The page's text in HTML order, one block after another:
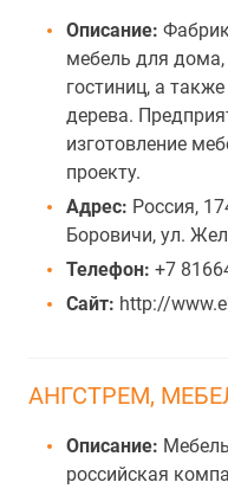
Описание:
мебель для дома,
гостиниц, а
дерева.
изготовление
проекту.
Адрес: Россия,
Боровичи, ул.
Телефон: +7
Сайт: http://
АНГСТРЕМ,
Описание:
российская